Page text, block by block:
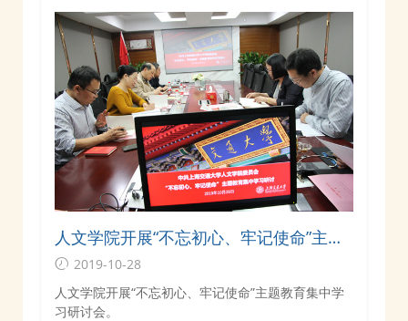
人文学院开展“不忘初心、牢记使命”主题
教育集中学习研讨会
2019-10-28
人文学院开展“不忘初心、牢记使命”主题教育集中学
习研讨会。